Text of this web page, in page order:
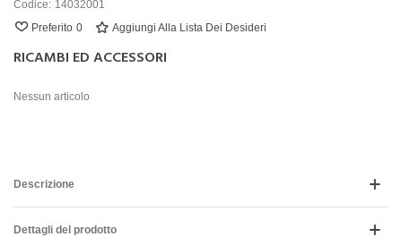
Codice: 14032001
Preferito 0 Aggiungi Alla Lista Dei Desideri
RICAMBI ED ACCESSORI
Nessun articolo
Descrizione
Dettagli del prodotto